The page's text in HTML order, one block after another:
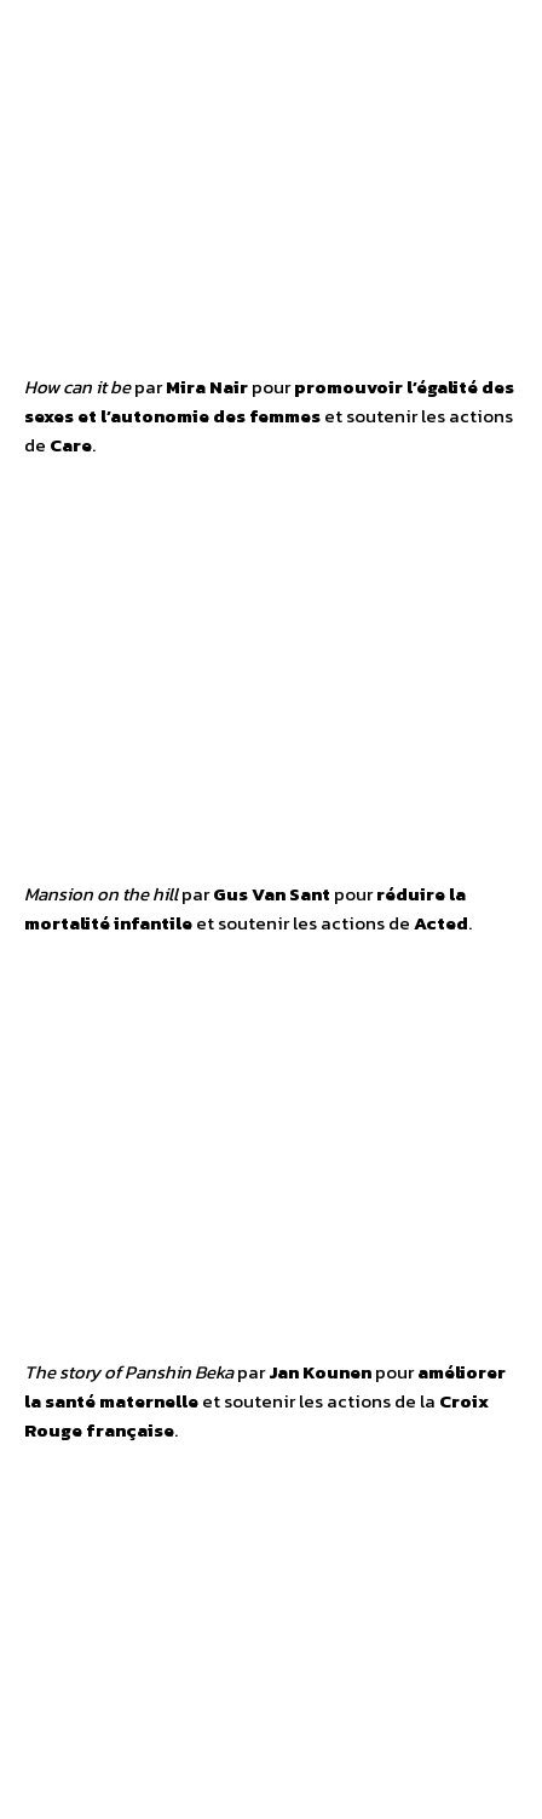
How can it beparMira Nairpourpromouvoir l’égalité des
sexes et l’autonomie des femmeset soutenir les actions
de Care.
Mansion on the hillparGus Van Sant pourréduire la
mortalité infantileet soutenir les actions deActed.
The story of Panshin BekaparJan Kounenpouraméliorer
la santé maternelleet soutenir les actions de la Croix
Rouge française.